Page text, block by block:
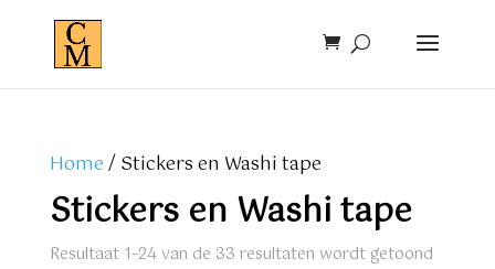
Home/ Stickers en Washi tape
Stickers en Washi tape
Resultaat 1–24 van de 33 resultaten wordt getoond